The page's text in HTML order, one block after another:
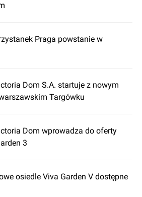
Praga powstanie w
Dom S.A. startuje z nowym
Targówku
Dom wprowadza do oferty
3
osiedle Viva Garden V dostępne